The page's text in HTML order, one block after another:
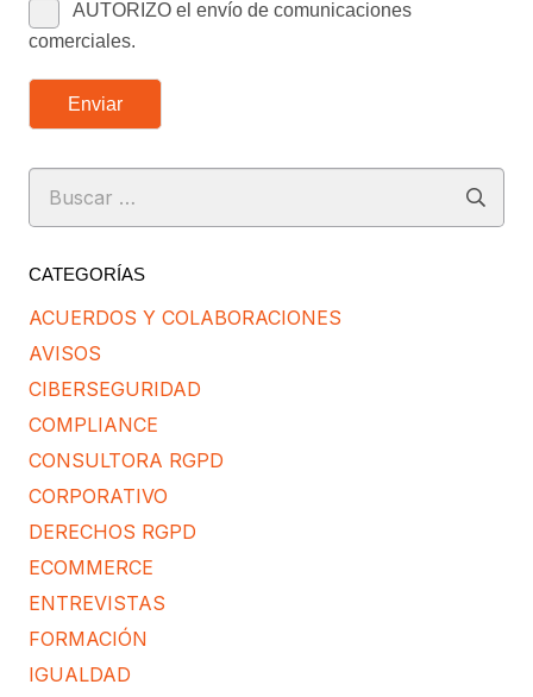
AUTORIZO el envío de comunicaciones
comerciales.
Enviar
Buscar:
CATEGORÍAS
ACUERDOS Y COLABORACIONES
AVISOS
CIBERSEGURIDAD
COMPLIANCE
CONSULTORA RGPD
CORPORATIVO
DERECHOS RGPD
ECOMMERCE
ENTREVISTAS
FORMACIÓN
IGUALDAD